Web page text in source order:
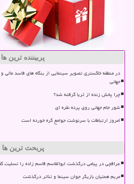
پربیننده ترین ها
در منطقه خاکستری تصویر سینمایی از بنگاه های فاسد
جهانی
چرا پخش زنده از ثریا گرفته شد؟
شور جام جهانی روی پرده نقره ای
امروز ارتباطات با سرنوشت جوامع گره خورده است
پربحث ترین ها
عراقچی در پیامی درگذشت ابوالقاسم قاسم زاده را تسلیت
مریم همتیان بازیگر جوان سینما و تئاتر درگذشت